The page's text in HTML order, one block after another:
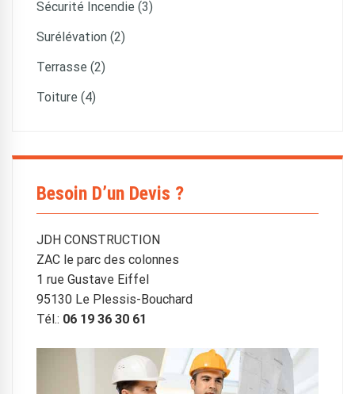
Sécurité Incendie (3)
Surélévation (2)
Terrasse (2)
Toiture (4)
Besoin D’un Devis ?
JDH CONSTRUCTION
ZAC le parc des colonnes
1 rue Gustave Eiffel
95130 Le Plessis-Bouchard
Tél.: 06 19 36 30 61